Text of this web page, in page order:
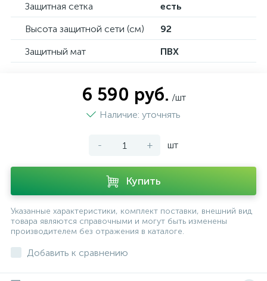
Защитная сетка
есть
Высота защитной сети (см)
92
Защитный мат
ПВХ
6 590 руб. /шт
Наличие: уточнять
- + шт
Купить
Указанные характеристики, комплект поставки, внешний вид
товара являются справочными и могут быть изменены
производителем без отражения в каталоге.
Добавить к сравнению